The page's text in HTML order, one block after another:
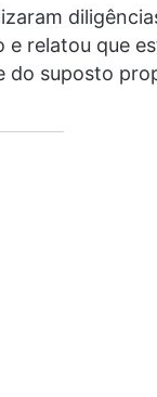
relatou que
do suposto